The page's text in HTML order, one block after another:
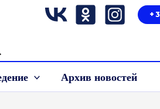
Архив новостей